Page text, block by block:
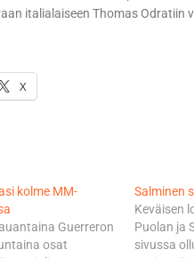
italialaiseen Thomas Odratiin
X
kolme MM-
Guerreron
osat
Salminen
Keväisen
Puolan ja
sivussa